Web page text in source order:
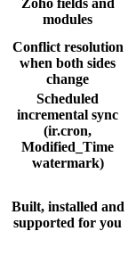
Zoho fields and
modules
Conflict resolution
when both sides
change
Scheduled
incremental sync
(ir.cron,
Modified_Time
watermark)
Built, installed and
supported for you